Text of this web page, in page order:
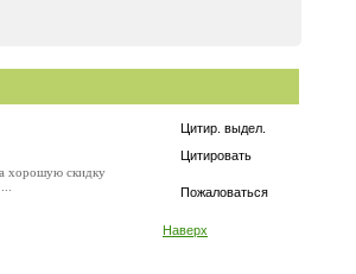
Цитир. выдел.
Цитировать
Пожаловаться
Наверх
хорошую скидку